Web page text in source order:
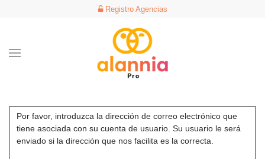
Registro Agencias
Por favor, introduzca la dirección de correo electrónico que
tiene asociada con su cuenta de usuario. Su usuario le será
enviado si la dirección que nos facilita es la correcta.